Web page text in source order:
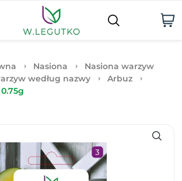
Nasiona
Nasiona warzyw
według nazwy
Arbuz